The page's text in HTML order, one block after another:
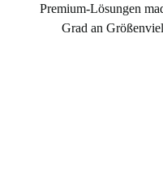
Premium-Lösungen
Grad an